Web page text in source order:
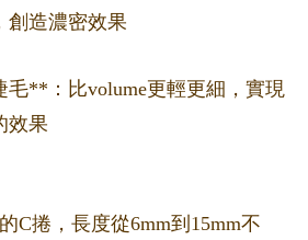
創造濃密效果
毛**：比volume更輕更細，實現
效果
C捲，長度從6mm到15mm不